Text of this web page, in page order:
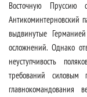
Восточную
Антикоминтерновский
выдвинутые
осложнений. Однако
неуступчивость
требований
главнокомандования